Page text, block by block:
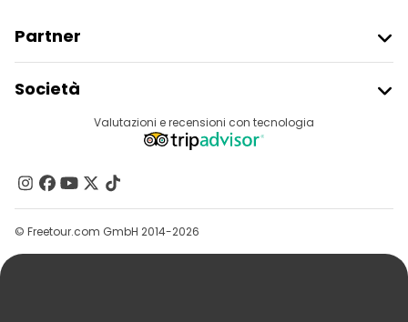
Partner
Accesso Del Fornitore
Programma Di Affiliazione
Società
Destinazioni
Contattaci
Gruppi
Aiuto
Valutazioni e recensioni con tecnologia
© Freetour.com GmbH 2014-2026